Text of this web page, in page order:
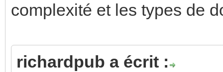
complexité et les types de
richardpub a écrit :